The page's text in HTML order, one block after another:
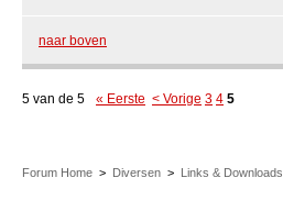
naar boven
5 van de 5 « Eerste < Vorige 3 4 5
Forum Home > Diversen > Links & Downloads